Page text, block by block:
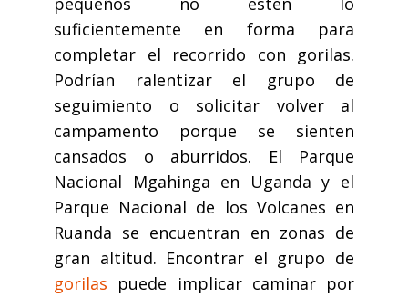
suficientemente en forma para
completar el recorrido con gorilas.
Podrían ralentizar el grupo de
seguimiento o solicitar volver al
campamento porque se sienten
cansados o aburridos. El Parque
Nacional Mgahinga en Uganda y el
Parque Nacional de los Volcanes en
Ruanda se encuentran en zonas de
gran altitud. Encontrar el grupo de
gorilas puede implicar caminar por